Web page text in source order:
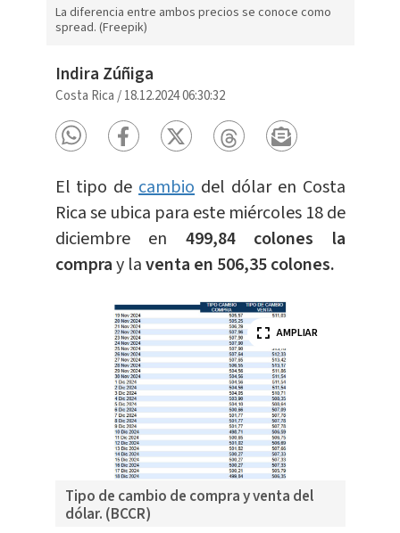
La diferencia entre ambos precios se conoce como
spread. (Freepik)
Indira Zúñiga
Costa Rica /18.12.2024 06:30:32
El tipo decambio del dólar en Costa
Rica se ubica para este miércoles 18 de
diciembre en 499,84 colones la
compray laventa en 506,35 colones.
Tipo de cambio de compra y venta del
dólar. (BCCR)
AMPLIAR